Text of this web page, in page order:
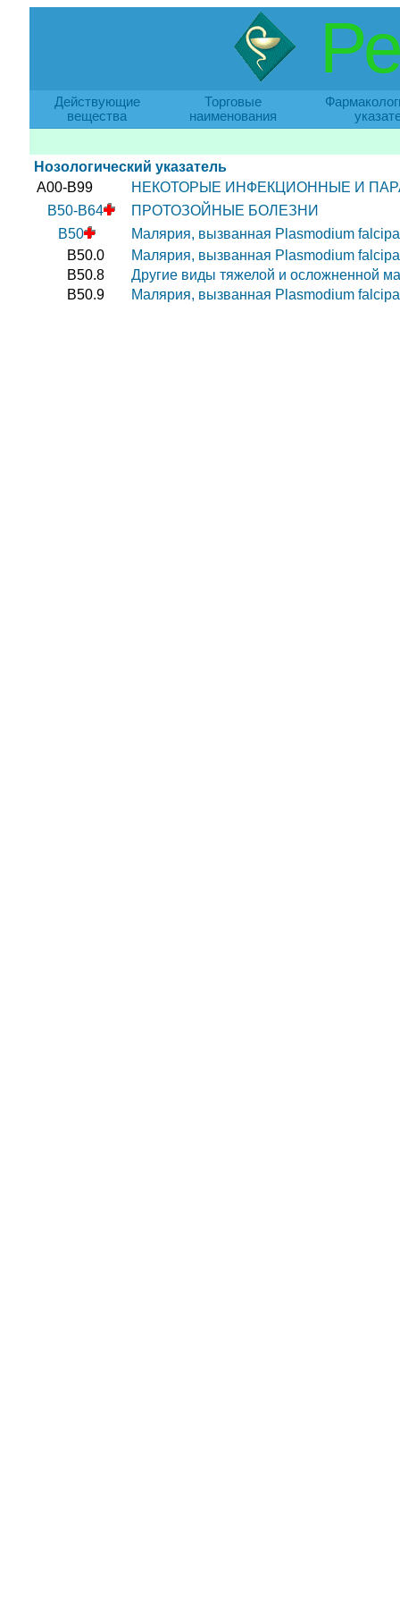
Действующие
вещества
Торговые
наименования
Нозологический указатель
A00-B99
НЕКОТОРЫЕ ИНФЕКЦИОННЫЕ И
B50-B64
ПРОТОЗОЙНЫЕ БОЛЕЗНИ
B50
Малярия, вызванная Plasmodium
B50.0
Малярия, вызванная Plasmodium
B50.8
Другие виды тяжелой и осложненной
B50.9
Малярия, вызванная Plasmodium